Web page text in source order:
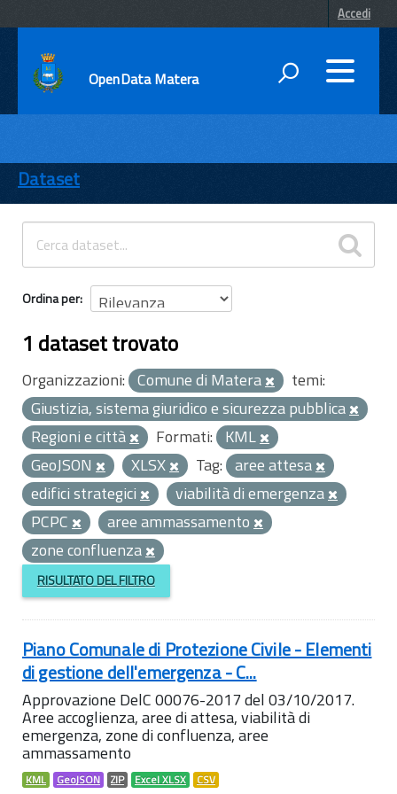
Accedi
OpenData Matera
ENTI
TEMI
INFORMAZIONI
Dataset
Ordina per
1 dataset trovato
Organizzazioni: Comune di Matera
temi:
Giustizia, sistema giuridico e sicurezza pubblica
Regioni e città
Formati: KML
GeoJSON
XLSX Tag: aree attesa
edifici strategici
viabilità di emergenza
PCPC
aree ammassamento
zone confluenza
RISULTATO DEL FILTRO
Piano Comunale di Protezione Civile - Elementi
di gestione dell'emergenza - C...
Approvazione DelC 00076-2017 del 03/10/2017.
Aree accoglienza, aree di attesa, viabilità di
emergenza, zone di confluenza, aree
ammassamento
KML GeoJSON ZIP Excel XLSX CSV